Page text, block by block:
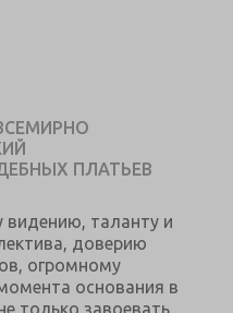
ВСЕМИРНО
ПЛАТЬЕВ
видению, таланту и
доверию
огромному
основания в
только завоевать